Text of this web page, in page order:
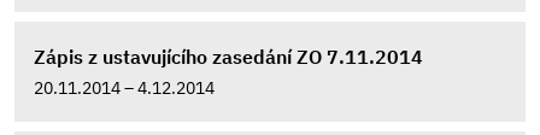
Zápis z ustavujícího zasedání ZO 7.11.2014
20.11.2014 – 4.12.2014